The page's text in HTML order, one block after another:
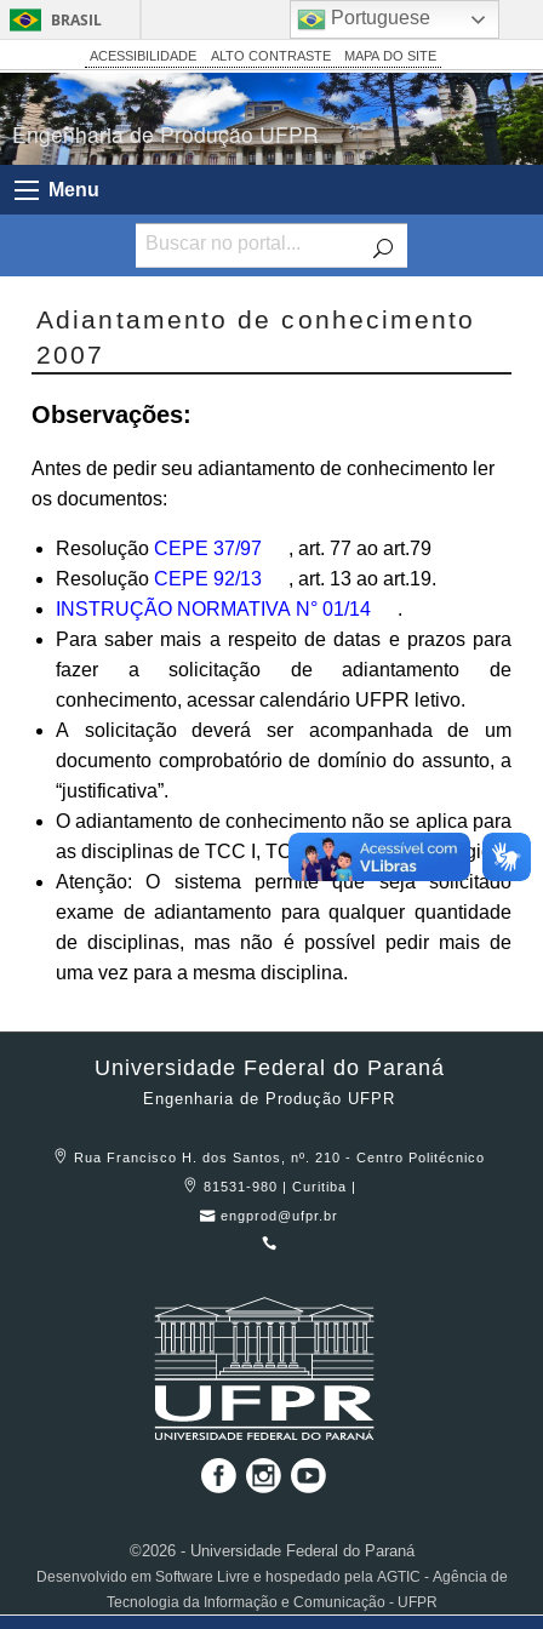
BRASIL
Simplifique!
Comunica BR
Participe
Acesso à informação
Canais
ACESSIBILIDADE ALTO CONTRASTE MAPA DO SITE
Engenharia de Produção UFPR
Menu
Adiantamento de conhecimento
2007
Observações:
Antes de pedir seu adiantamento de conhecimento ler
os documentos:
Resolução CEPE 37/97
, art. 77 ao art.79
Resolução CEPE 92/13
, art. 13 ao art.19.
INSTRUÇÃO NORMATIVA N° 01/14
.
Para saber mais a respeito de datas e prazos para
fazer a solicitação de adiantamento de
conhecimento, acessar calendário UFPR letivo.
A solicitação deverá ser acompanhada de um
documento comprobatório de domínio do assunto, a
“justificativa”.
O adiantamento de conhecimento não se aplica para
as disciplinas de TCC I, TCC II, Estágio I e Estágio II.
Atenção: O sistema permite que seja solicitado
exame de adiantamento para qualquer quantidade
de disciplinas, mas não é possível pedir mais de
uma vez para a mesma disciplina.
Universidade Federal do Paraná
Engenharia de Produção UFPR
Rua Francisco H. dos Santos, nº. 210 - Centro Politécnico
81531-980 | Curitiba |
engprod@ufpr.br
©2026 - Universidade Federal do Paraná
Desenvolvido em Software Livre e hospedado pela AGTIC - Agência de
Tecnologia da Informação e Comunicação - UFPR
Portuguese